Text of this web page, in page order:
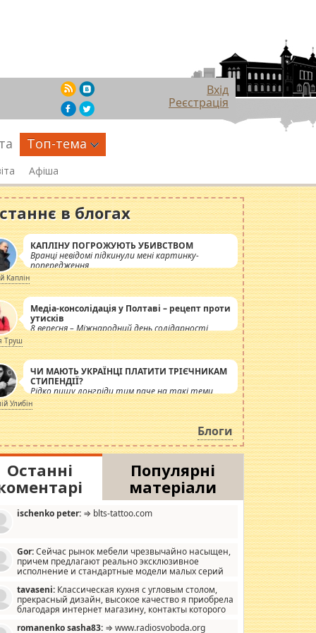
Вхід
Реєстрація
Топ-тема
Афіша
в блогах
КАПЛІНУ ПОГРОЖУЮТЬ УБИВСТВОМ
Вранці невідомі підкинули мені картинку-
попередження
Каплін
Медіа-консолідація у Полтаві – рецепт проти
утисків
8 вересня – Міжнародний день солідарності
журналістів.
Труш
ЧИ МАЮТЬ УКРАЇНЦІ ПЛАТИТИ ТРІЄЧНИКАМ
СТИПЕНДІЇ?
Рідко пишу лонгріди тим паче на такі теми,
але вже просто дістало! Обурюють сьогоднішні
інсенуації навколо стипендіального питання.
Штучно роздувається ще одна соціальна
катастрофа.
Улибін
Блоги
Останні
Популярні
матеріали
ischenko peter: ⇒ blts-tattoo.com
Gor:Сейчас рынок мебели чрезвычайно насыщен,
причем предлагают реально эксклюзивное
исполнение и стандартные модели малых серий
мало походит на стандартные формы, в MebelOk,
и что главное - со вкусом все в порядке,
ненужных наворотов удорожающих мебель, а это не
tavaseni: Классическая кухня с угловым столом,
прекрасный дизайн, высокое качество я приобрела
благодаря интернет магазину, контакты которого
romanenko sasha83: ⇒ www.radiosvoboda.org